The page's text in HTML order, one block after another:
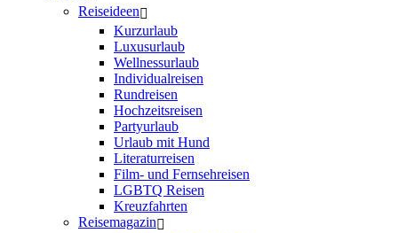
Reiseideen
Kurzurlaub
Luxusurlaub
Wellnessurlaub
Individualreisen
Rundreisen
Hochzeitsreisen
Partyurlaub
Urlaub mit Hund
Literaturreisen
Film- und Fernsehreisen
LGBTQ Reisen
Kreuzfahrten
Reisemagazin